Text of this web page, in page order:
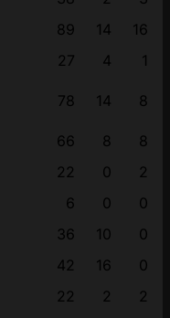
89 14
16
27 4
1
78 14
8
66 8
8
22 0
2
6 0
0
36 10
0
42 16
0
22 2
2